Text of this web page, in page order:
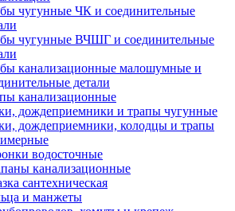
чугунные ЧК и соединительные
чугунные ВЧШГ и соединительные
канализационные малошумные и
детали
канализационные
дождеприемники и трапы чугунные
дождеприемники, колодцы и трапы
водосточные
канализационные
сантехническая
и манжеты